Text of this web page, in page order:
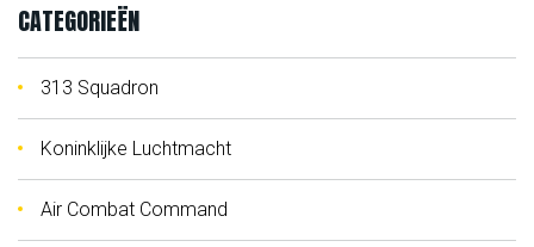
I
U
S
G
CATEGORIEËN
313 Squadron
Koninklijke Luchtmacht
Air Combat Command